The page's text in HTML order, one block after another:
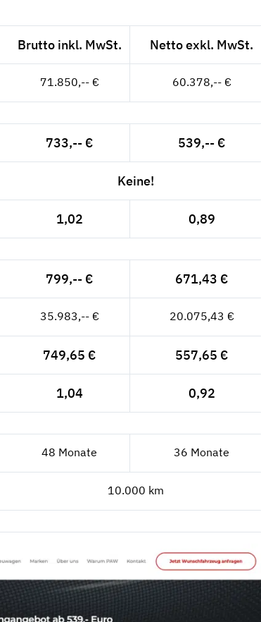
Brutto inkl. MwSt. Netto exkl. MwSt.
71.850,-- € 60.378,-- €
733,-- € 539,-- €
Keine!
1,02 0,89
799,-- € 671,43 €
35.983,-- € 20.075,43 €
749,65 € 557,65 €
1,04 0,92
48 Monate 36 Monate
10.000 km